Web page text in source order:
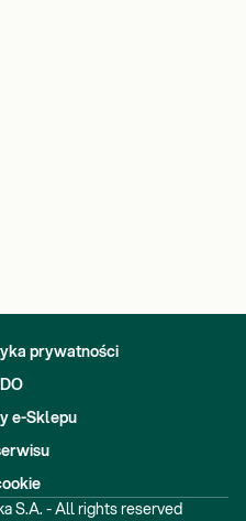
prywatności
e-Sklepu
S.A. - All rights reserved